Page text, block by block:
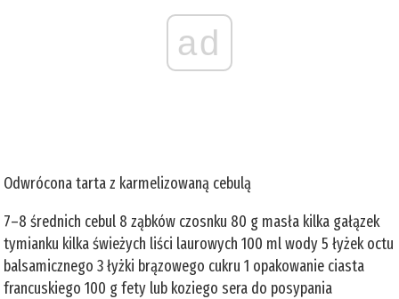
ad
Odwrócona tarta z karmelizowaną cebulą
7–8 średnich cebul 8 ząbków czosnku 80 g masła kilka gałązek
tymianku kilka świeżych liści laurowych 100 ml wody 5 łyżek octu
balsamicznego 3 łyżki brązowego cukru 1 opakowanie ciasta
francuskiego 100 g fety lub koziego sera do posypania